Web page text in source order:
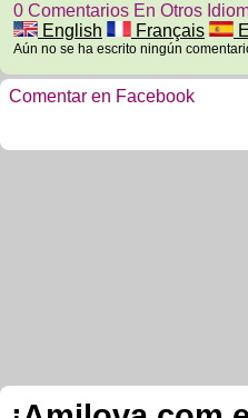
0 Comentarios En Otros
English
Français
Aún no se ha escrito ningún
Comentar en Facebook